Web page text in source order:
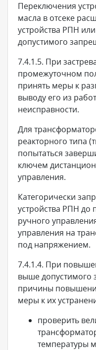
Переключения
масла в отсеке
устройства РПН
допустимого
7.4.1.5. При
промежуточном
принять меры к
выводу его из
неисправности.
Для
реакторного типа
попытаться
ключем
управления.
Категорически
устройства РПН до
ручного
управления на
под напряжением.
7.4.1.4. При
выше допустимого
причины
меры к их
проверить
температуры